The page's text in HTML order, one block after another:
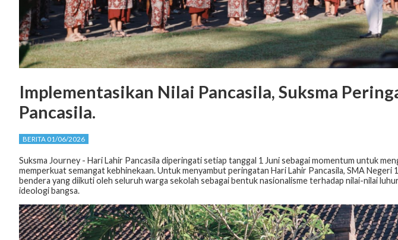
Implementasikan Nilai Pancasila, Suksma
Pancasila.
BERITA 01/06/2026
Suksma Journey - Hari Lahir Pancasila diperingati setiap tanggal 1 Juni sebagai momentum untuk
memperkuat semangat kebhinekaan. Untuk menyambut peringatan Hari Lahir Pancasila, SMA Negeri
bendera yang diikuti oleh seluruh warga sekolah sebagai bentuk nasionalisme terhadap nilai-nilai
ideologi bangsa.